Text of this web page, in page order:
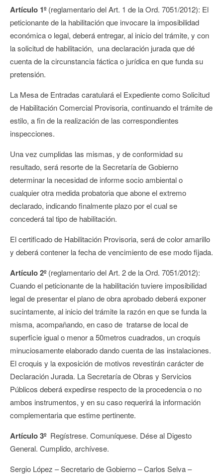
Artículo 1º (reglamentario del Art. 1 de la Ord. 7051/2012): El
peticionante de la habilitación que invocare la imposibilidad
económica o legal, deberá entregar, al inicio del trámite, y con
la solicitud de habilitación, una declaración jurada que dé
cuenta de la circunstancia fáctica o jurídica en que funda su
pretensión.
La Mesa de Entradas caratulará el Expediente como Solicitud
de Habilitación Comercial Provisoria, continuando el trámite de
estilo, a fin de la realización de las correspondientes
inspecciones.
Una vez cumplidas las mismas, y de conformidad su
resultado, será resorte de la Secretaría de Gobierno
determinar la necesidad de informe socio ambiental o
cualquier otra medida probatoria que abone el extremo
declarado, indicando finalmente plazo por el cual se
concederá tal tipo de habilitación.
El certificado de Habilitación Provisoria, será de color amarillo
y deberá contener la fecha de vencimiento de ese modo fijada.
Artículo 2º (reglamentario del Art. 2 de la Ord. 7051/2012):
Cuando el peticionante de la habilitación tuviere imposibilidad
legal de presentar el plano de obra aprobado deberá exponer
sucintamente, al inicio del trámite la razón en que se funda la
misma, acompañando, en caso de tratarse de local de
superficie igual o menor a 50metros cuadrados, un croquis
minuciosamente elaborado dando cuenta de las instalaciones.
El croquis y la exposición de motivos revestirán carácter de
Declaración Jurada. La Secretaría de Obras y Servicios
Públicos deberá expedirse respecto de la procedencia o no
ambos instrumentos, y en su caso requerirá la información
complementaria que estime pertinente.
Artículo 3º Regístrese. Comuníquese. Dése al Digesto
General. Cumplido, archívese.
Sergio López – Secretario de Gobierno – Carlos Selva –